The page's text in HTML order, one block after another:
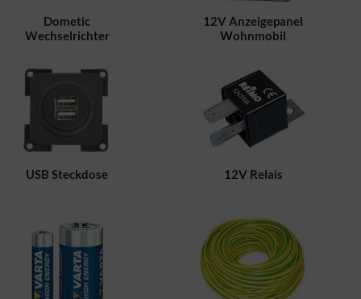
Dometic
Wechselrichter
12V Anzeigepanel
Wohnmobil
USB Steckdose 12V Relais